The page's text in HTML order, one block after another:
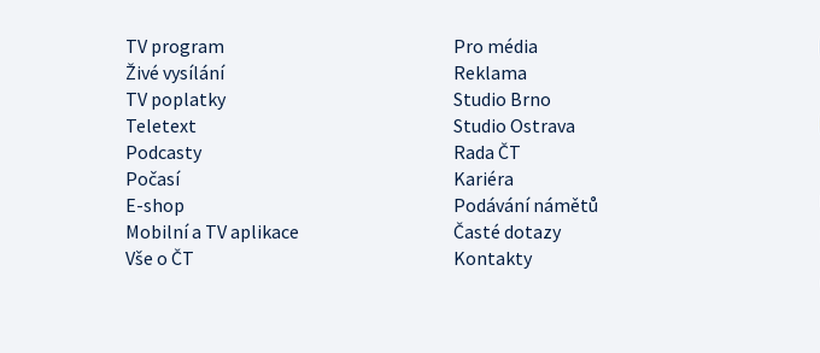
TV program
Pro média
Živé vysílání
Reklama
TV poplatky
Studio Brno
Teletext
Studio Ostrava
Podcasty
Rada ČT
Počasí
Kariéra
E-shop
Podávání námětů
Mobilní a TV aplikace
Časté dotazy
Vše o ČT
Kontakty